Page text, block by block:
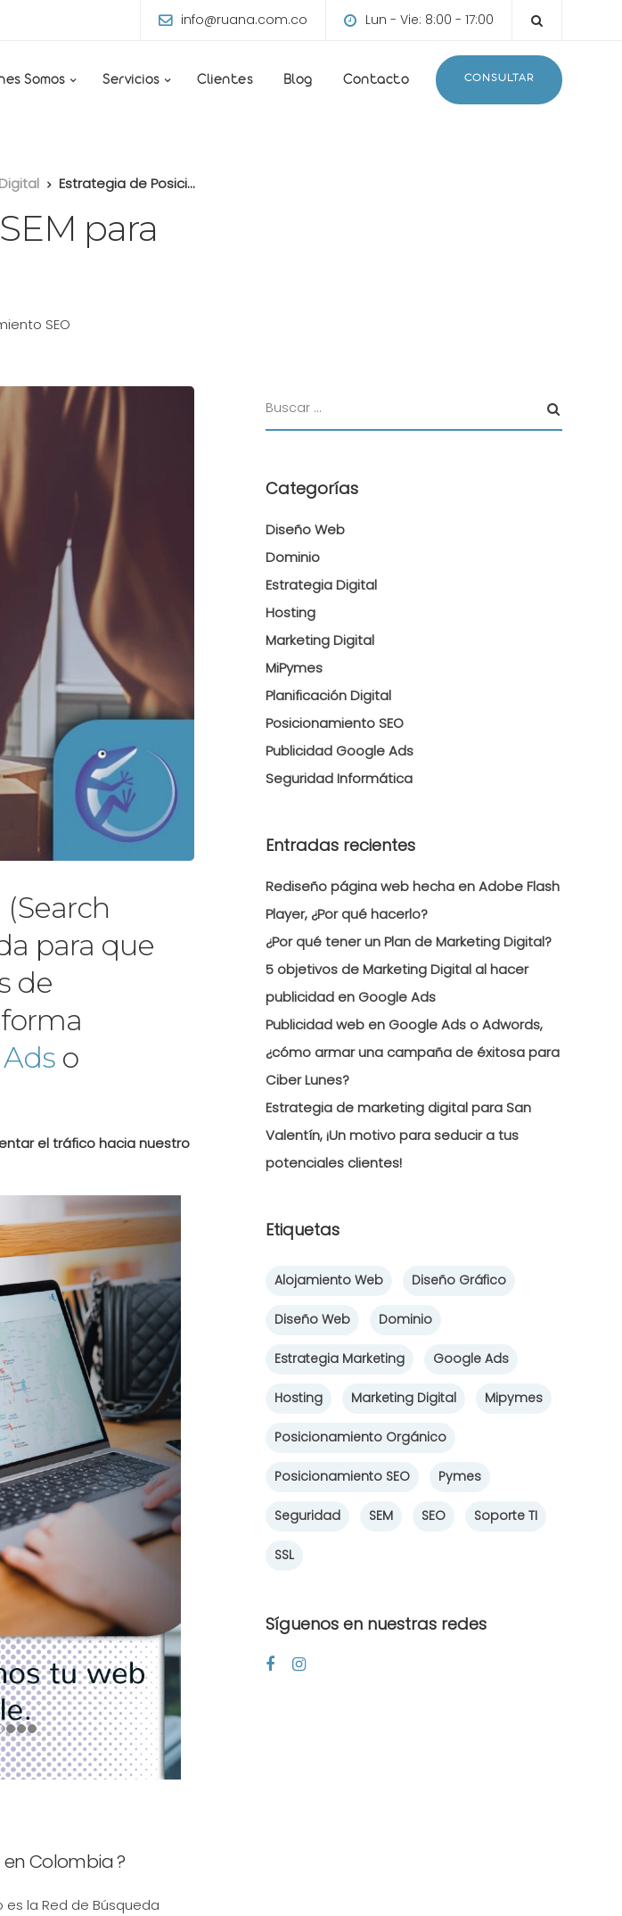
info@ruana.com.co Lun - Vie: 8:00 - 17:00
Somos Servicios Clientes Blog Contacto CONSULTAR
Estrategia de Posicionamiento SEM para páginas web en Google
para
SEO
(Search
para que
de
o
el tráfico hacia nuestro
Colombia ?
la Red de Búsqueda
Categorías
Diseño Web
Dominio
Estrategia Digital
Hosting
Marketing Digital
MiPymes
Planificación Digital
Posicionamiento SEO
Publicidad Google Ads
Seguridad Informática
Entradas recientes
Rediseño página web hecha en Adobe Flash
Player, ¿Por qué hacerlo?
¿Por qué tener un Plan de Marketing Digital?
5 objetivos de Marketing Digital al hacer
publicidad en Google Ads
Publicidad web en Google Ads o Adwords,
¿cómo armar una campaña de éxitosa para
Ciber Lunes?
Estrategia de marketing digital para San
Valentín, ¡Un motivo para seducir a tus
potenciales clientes!
Etiquetas
Alojamiento Web Diseño Gráfico
Diseño Web Dominio
Estrategia Marketing Google Ads
Hosting Marketing Digital Mipymes
Posicionamiento Orgánico
Posicionamiento SEO Pymes
Seguridad SEM SEO Soporte TI
SSL
Síguenos en nuestras redes